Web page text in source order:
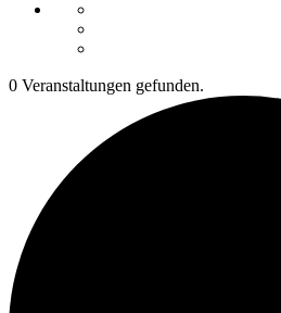
0 Veranstaltungen gefunden.